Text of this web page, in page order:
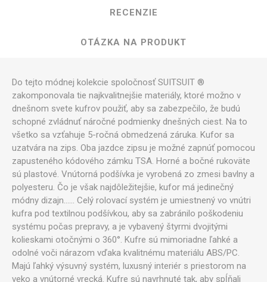
RECENZIE
OTÁZKA NA PRODUKT
Do tejto módnej kolekcie spoločnosť SUITSUIT ®
zakomponovala tie najkvalitnejšie materiály, ktoré možno v
dnešnom svete kufrov použiť, aby sa zabezpečilo, že budú
schopné zvládnuť náročné podmienky dnešných ciest. Na to
všetko sa vzťahuje 5-ročná obmedzená záruka. Kufor sa
uzatvára na zips. Oba jazdce zipsu je možné zapnúť pomocou
zapusteného kódového zámku TSA. Horné a bočné rukoväte
sú plastové. Vnútorná podšívka je vyrobená zo zmesi bavlny a
polyesteru. Čo je však najdôležitejšie, kufor má jedinečný
módny dizajn...... Celý rolovací systém je umiestnený vo vnútri
kufra pod textilnou podšívkou, aby sa zabránilo poškodeniu
systému počas prepravy, a je vybavený štyrmi dvojitými
kolieskami otočnými o 360°. Kufre sú mimoriadne ľahké a
odolné voči nárazom vďaka kvalitnému materiálu ABS/PC.
Majú ľahký výsuvný systém, luxusný interiér s priestorom na
veko a vnútorné vrecká. Kufre sú navrhnuté tak, aby spĺňali